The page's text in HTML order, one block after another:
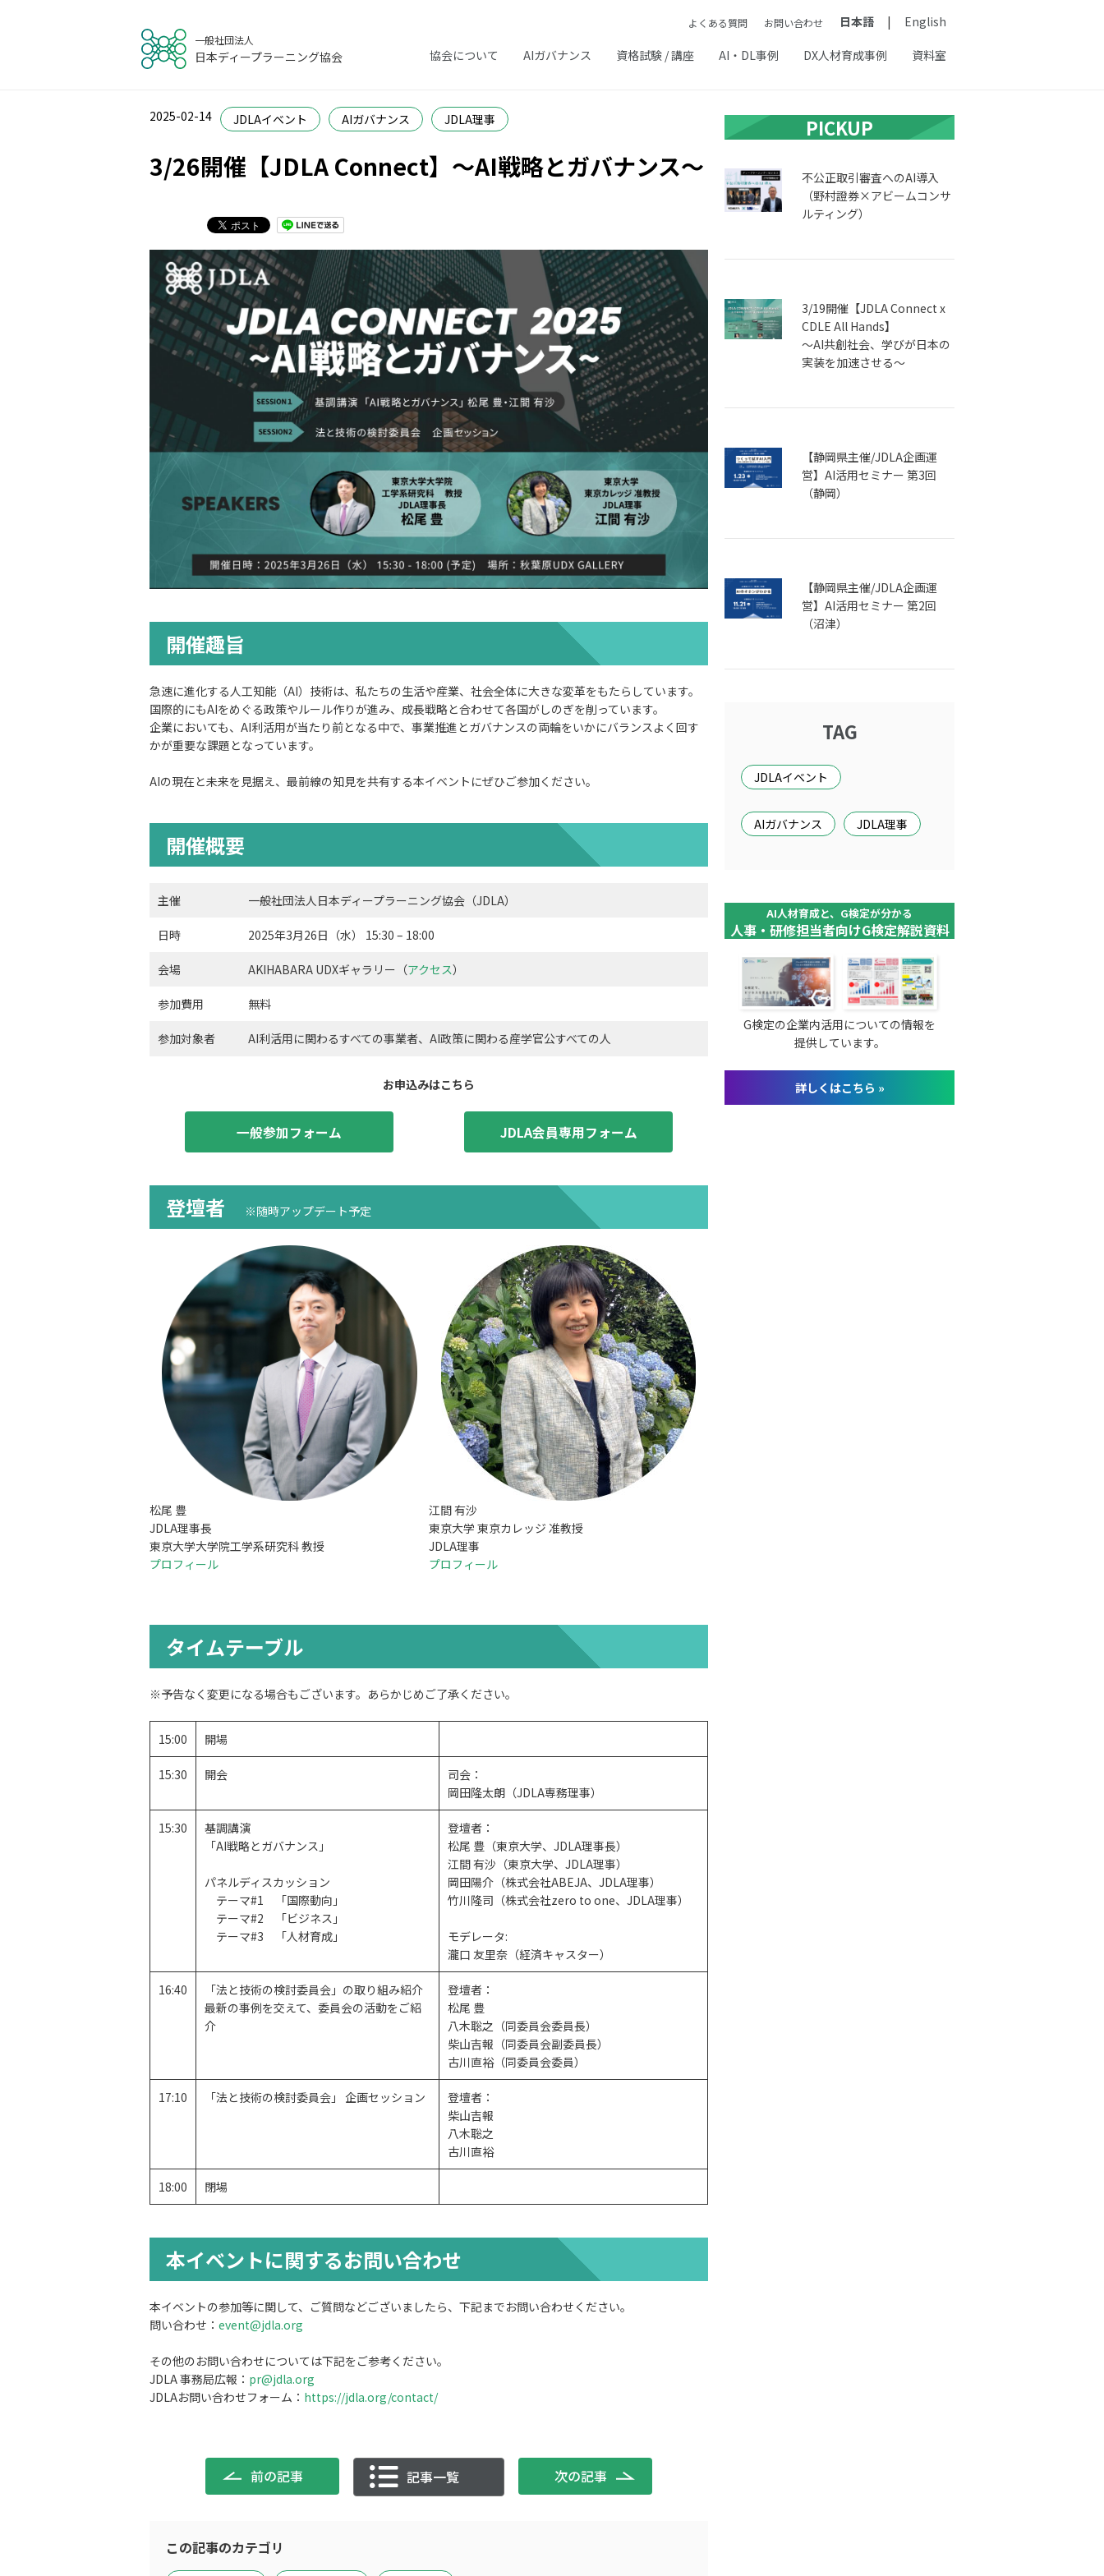
一般社団法人
日本ディープラーニング協会
よくある質問 お問い合わせ 日本語 English
協会について AIガバナンス 資格試験 / 講座 AI・DL事例 DX人材育成事例 資料室
2025-02-14 JDLAイベント AIガバナンス JDLA理事
3/26開催【JDLA Connect】～AI戦略とガバナンス～
開催趣旨​
急速に進化する人工知能（AI）技術は、私たちの生活や産業、社会全体に大きな変革をもたらしています。
国際的にもAIをめぐる政策やルール作りが進み、成長戦略と合わせて各国がしのぎを削っています。
企業においても、AI利活用が当たり前となる中で、事業推進とガバナンスの両輪をいかにバランスよく回す
かが重要な課題となっています。
AIの現在と未来を見据え、最前線の知見を共有する本イベントにぜひご参加ください。
開催概要
主催 一般社団法人日本ディープラーニング協会（JDLA）
日時​ 2025年3月26日（水） 15:30 – 18:00
会場​ AKIHABARA UDXギャラリー（アクセス）
参加費用​ 無料
参加対象者 AI利活用に関わるすべての事業者、AI政策に関わる産学官公すべての人
お申込みはこちら
一般参加フォーム JDLA会員専用フォーム
登壇者 ※随時アップデート予定
松尾 豊
JDLA理事長
東京大学大学院工学系研究科 教授
プロフィール
江間 有沙​
東京大学 東京カレッジ 准教授​
JDLA理事​
プロフィール
タイムテーブル
※予告なく変更になる場合もございます。あらかじめご了承ください。
15:00 開場
15:30 開会
司会：
岡田隆太朗（JDLA専務理事）
15:30
基調講演
「AI戦略とガバナンス」
パネルディスカッション
テーマ#1 「国際動向」
テーマ#2 「ビジネス」
テーマ#3 「人材育成」
登壇者：
松尾 豊（東京大学、JDLA理事長）
江間 有沙（東京大学、JDLA理事）
岡田陽介（株式会社ABEJA、JDLA理事）
竹川隆司（株式会社zero to one、JDLA理事）
モデレータ:
瀧口 友里奈（経済キャスター）
16:40
「法と技術の検討委員会」の取り組み紹介
最新の事例を交えて、委員会の活動をご紹
介
登壇者：
松尾 豊
八木聡之（同委員会委員長）
柴山吉報（同委員会副委員長）
古川直裕（同委員会委員）
17:10 「法と技術の検討委員会」 企画セッション
登壇者：
柴山吉報
八木聡之
古川直裕
18:00 閉場
本イベントに関するお問い合わせ
本イベントの参加等に関して、ご質問などございましたら、下記までお問い合わせください。
問い合わせ： event@jdla.org
その他のお問い合わせについては下記をご参考ください。
JDLA 事務局広報： pr@jdla.org
JDLAお問い合わせフォーム： https://jdla.org/contact/
前の記事 記事一覧 次の記事
この記事のカテゴリ
PICKUP
不公正取引審査へのAI導入
（野村證券×アビームコンサ
ルティング）
3/19開催【JDLA Connect x
CDLE All Hands】
〜AI共創社会、学びが日本の
実装を加速させる〜
【静岡県主催/JDLA企画運
営】AI活用セミナー 第3回
（静岡）
【静岡県主催/JDLA企画運
営】AI活用セミナー 第2回
（沼津）
TAG
JDLAイベント
AIガバナンス JDLA理事
AI人材育成と、G検定が分かる
人事・研修担当者向けG検定解説資料
G検定の企業内活用についての情報を
提供しています。
詳しくはこちら »